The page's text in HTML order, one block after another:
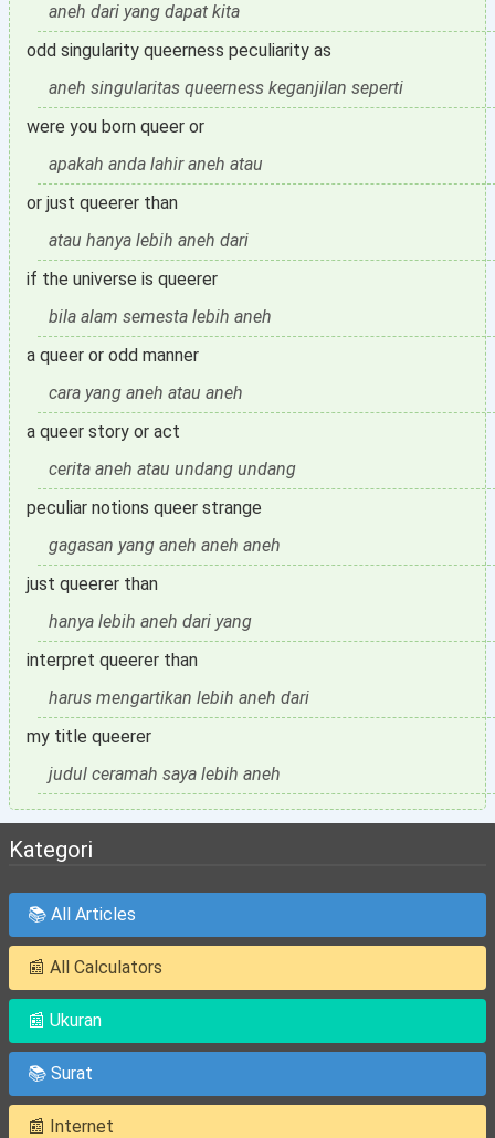
aneh dari yang dapat kita
odd singularity queerness peculiarity as
aneh singularitas queerness keganjilan seperti
were you born queer or
apakah anda lahir aneh atau
or just queerer than
atau hanya lebih aneh dari
if the universe is queerer
bila alam semesta lebih aneh
a queer or odd manner
cara yang aneh atau aneh
a queer story or act
cerita aneh atau undang undang
peculiar notions queer strange
gagasan yang aneh aneh aneh
just queerer than
hanya lebih aneh dari yang
interpret queerer than
harus mengartikan lebih aneh dari
my title queerer
judul ceramah saya lebih aneh
Kategori
📚 All Articles
📰 All Calculators
📰 Ukuran
📚 Surat
📰 Internet